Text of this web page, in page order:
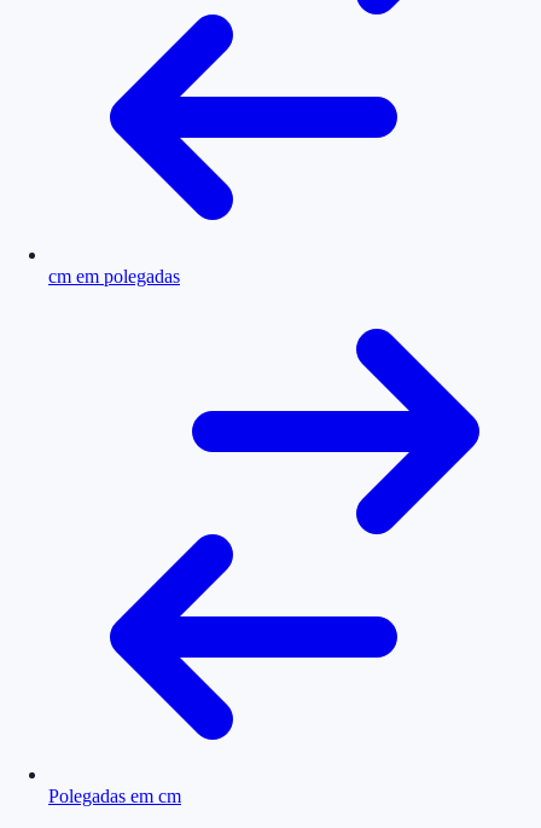
cm em polegadas
Polegadas em cm